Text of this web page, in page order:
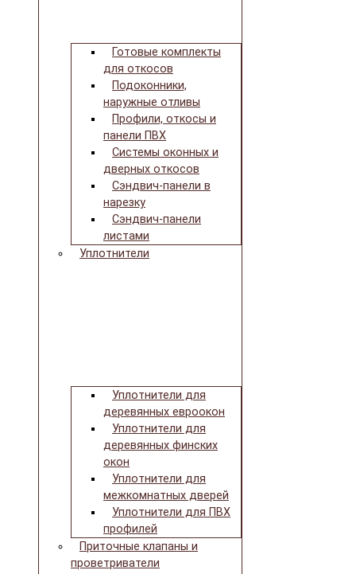
Готовые комплекты
для откосов
Подоконники,
наружные отливы
Профили, откосы и
панели ПВХ
Системы оконных и
дверных откосов
Сэндвич-панели в
нарезку
Сэндвич-панели
листами
Уплотнители
Уплотнители для
деревянных евроокон
Уплотнители для
деревянных финских
окон
Уплотнители для
межкомнатных дверей
Уплотнители для ПВХ
профилей
Приточные клапаны и
проветриватели